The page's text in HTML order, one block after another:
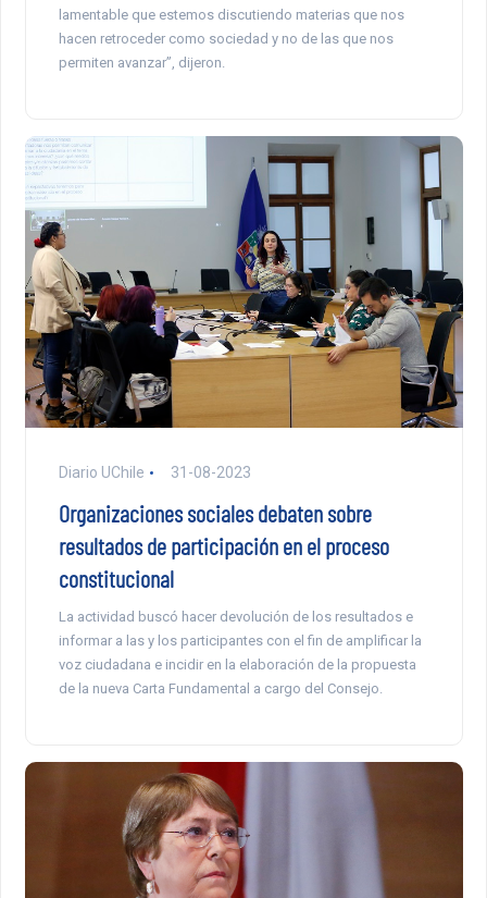
lamentable que estemos discutiendo materias que nos
hacen retroceder como sociedad y no de las que nos
permiten avanzar”, dijeron.
Diario UChile 31-08-2023
Organizaciones sociales debaten sobre
resultados de participación en el proceso
constitucional
La actividad buscó hacer devolución de los resultados e
informar a las y los participantes con el fin de amplificar la
voz ciudadana e incidir en la elaboración de la propuesta
de la nueva Carta Fundamental a cargo del Consejo.